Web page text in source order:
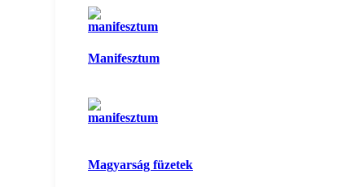
Manifesztum
Magyarság füzetek